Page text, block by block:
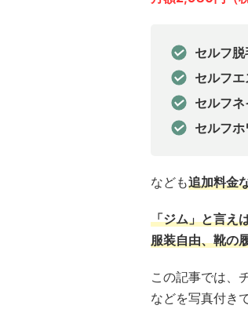
セルフ脱
セルフ
セルフ
セルフ
なども追加料金
「ジム」と言え
服装自由、靴の
この記事では、
などを写真付き